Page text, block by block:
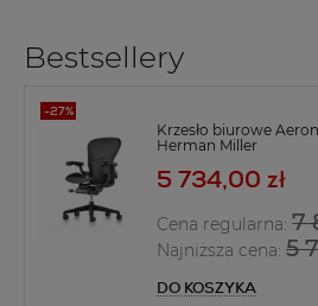
Bestsellery
Krzesło biurowe
Herman Miller
5 734,00 zł
Cena regularna: 7
Najniższa cena: 5
DO KOSZYKA